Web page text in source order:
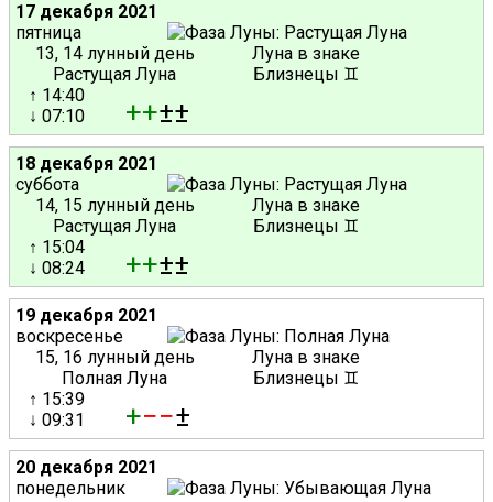
17 декабря 2021
пятница
13, 14 лунный день
Растущая Луна
Луна в знаке
Близнецы ♊
↑ 14:40
↓ 07:10
++±±
18 декабря 2021
суббота
14, 15 лунный день
Растущая Луна
Луна в знаке
Близнецы ♊
↑ 15:04
↓ 08:24
++±±
19 декабря 2021
воскресенье
15, 16 лунный день
Полная Луна
Луна в знаке
Близнецы ♊
↑ 15:39
↓ 09:31
+−−±
20 декабря 2021
понедельник